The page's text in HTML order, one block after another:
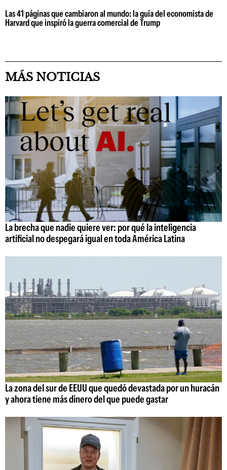
Las 41 páginas que cambiaron al mundo: la guía del economista de
Harvard que inspiró la guerra comercial de Trump
MÁS NOTICIAS
La brecha que nadie quiere ver: por qué la inteligencia
artificial no despegará igual en toda América Latina
La zona del sur de EEUU que quedó devastada por un huracán
y ahora tiene más dinero del que puede gastar